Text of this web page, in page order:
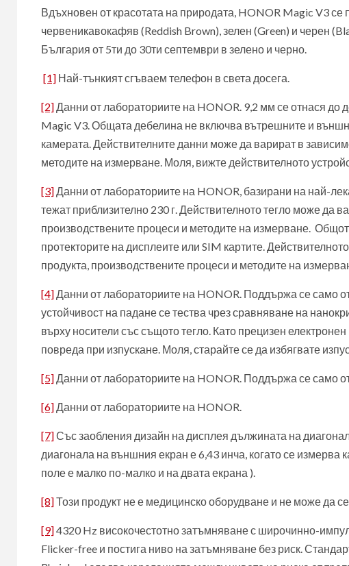
Вдъхновен от красотата на природата, HONOR Magic V3
червеникавокафяв (Reddish Brown), зелен (Green) и черен
България от 5ти до 30ти септември в зелено и черно.
[1] Най-тънкият сгъваем телефон в света досега.
[2]Данни от лабораториите на HONOR. 9,2 мм се отнася до
Magic V3. Общата дебелина не включва вътрешните и
камерата. Действителните данни може да варират в
методите на измерване. Моля, вижте действителното
[3]Данни от лабораториите на HONOR, базирани на най-
тежат приблизително 230 г. Действителното тегло може да
производствените процеси и методите на измерване.
протекторите на дисплеите или SIM картите.
продукта, производствените процеси и методите на
[4]Данни от лабораториите на HONOR. Поддържа се само
устойчивост на падане се тества чрез сравняване на
върху носители със същото тегло. Като прецизен
повреда при изпускане. Моля, старайте се да избягвате
[5]Данни от лабораториите на HONOR. Поддържа се само
[6]Данни от лабораториите на HONOR.
[7]Със заобления дизайн на дисплея дължината на
диагонала на външния екран е 6,43 инча, когато се измерва
поле е малко по-малко и на двата екрана ).
[8]Този продукт не е медицинско оборудване и не може да
[9]4320 Hz високочестотно затъмняване с широчинно-
Flicker-free и постига ниво на затъмняване без риск.